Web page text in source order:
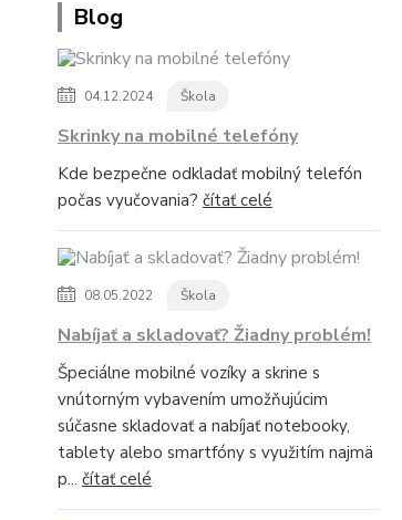
Blog
04.12.2024 Škola
Skrinky na mobilné telefóny
Kde bezpečne odkladať mobilný telefón
počas vyučovania? čítať celé
08.05.2022 Škola
Nabíjať a skladovať? Žiadny problém!
Špeciálne mobilné vozíky a skrine s
vnútorným vybavením umožňujúcim
súčasne skladovať a nabíjať notebooky,
tablety alebo smartfóny s využitím najmä
p... čítať celé